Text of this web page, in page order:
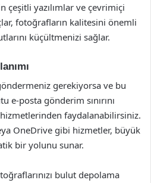
çeşitli yazılımlar ve çevrimiçi
fotoğrafların kalitesini önemli
küçültmenizi sağlar.
gerekiyorsa ve bu
e-posta gönderim sınırını
faydalanabilirsiniz.
OneDrive gibi hizmetler, büyük
bir yolunu sunar.
bulut depolama